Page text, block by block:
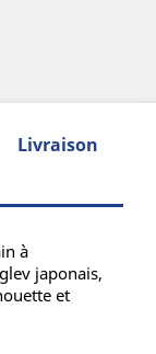
Livraison
à
japonais,
et